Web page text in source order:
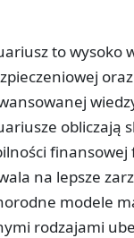
to wysoko
obliczają
finansowej
na lepsze
modele
rodzajami